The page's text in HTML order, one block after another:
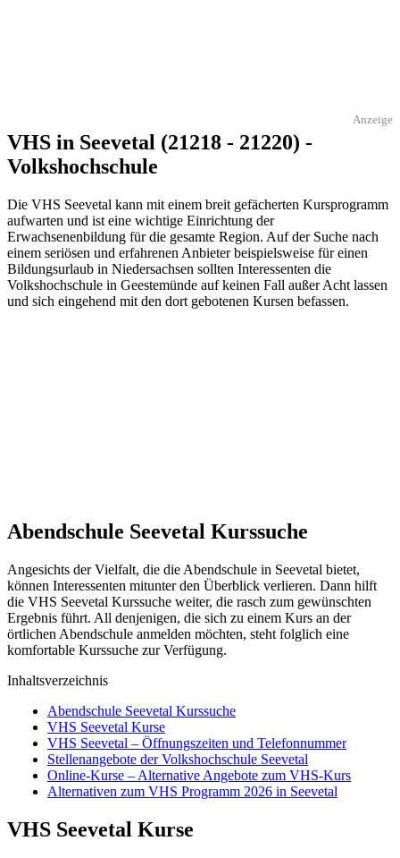
Anzeige
VHS in Seevetal (21218 - 21220) -
Volkshochschule
Die VHS Seevetal kann mit einem breit gefächerten Kursprogramm
aufwarten und ist eine wichtige Einrichtung der
Erwachsenenbildung für die gesamte Region. Auf der Suche nach
einem seriösen und erfahrenen Anbieter beispielsweise für einen
Bildungsurlaub in Niedersachsen sollten Interessenten die
Volkshochschule in Geestemünde auf keinen Fall außer Acht lassen
und sich eingehend mit den dort gebotenen Kursen befassen.
Abendschule Seevetal Kurssuche
Angesichts der Vielfalt, die die Abendschule in Seevetal bietet,
können Interessenten mitunter den Überblick verlieren. Dann hilft
die VHS Seevetal Kurssuche weiter, die rasch zum gewünschten
Ergebnis führt. All denjenigen, die sich zu einem Kurs an der
örtlichen Abendschule anmelden möchten, steht folglich eine
komfortable Kurssuche zur Verfügung.
Inhaltsverzeichnis
Abendschule Seevetal Kurssuche
VHS Seevetal Kurse
VHS Seevetal – Öffnungszeiten und Telefonnummer
Stellenangebote der Volkshochschule Seevetal
Online-Kurse – Alternative Angebote zum VHS-Kurs
Alternativen zum VHS Programm 2026 in Seevetal
VHS Seevetal Kurse